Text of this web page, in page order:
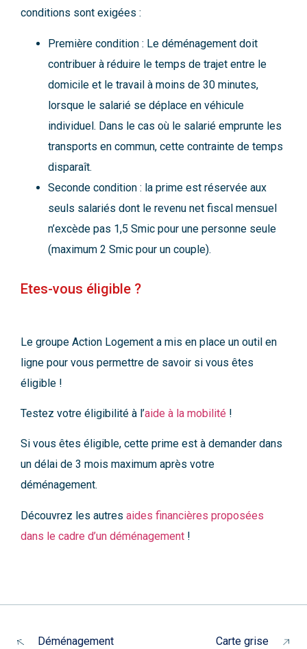
conditions sont exigées :
Première condition : Le déménagement doit
contribuer à réduire le temps de trajet entre le
domicile et le travail à moins de 30 minutes,
lorsque le salarié se déplace en véhicule
individuel. Dans le cas où le salarié emprunte les
transports en commun, cette contrainte de temps
disparaît.
Seconde condition : la prime est réservée aux
seuls salariés dont le revenu net fiscal mensuel
n’excède pas 1,5 Smic pour une personne seule
(maximum 2 Smic pour un couple).
Etes-vous éligible ?
Le groupe Action Logement a mis en place un outil en
ligne pour vous permettre de savoir si vous êtes
éligible !
Testez votre éligibilité à l’aide à la mobilité !
Si vous êtes éligible, cette prime est à demander dans
un délai de 3 mois maximum après votre
déménagement.
Découvrez les autres aides financières proposées
dans le cadre d’un déménagement !
Déménagement
Carte grise